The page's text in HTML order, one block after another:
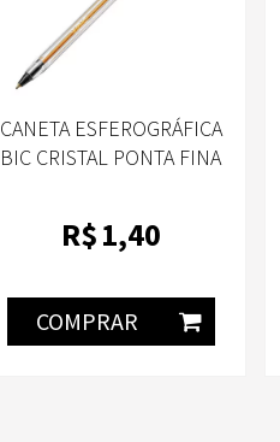
CANETA ESFEROGRÁFICA
BIC CRISTAL PONTA FINA
R$1,40
COMPRAR